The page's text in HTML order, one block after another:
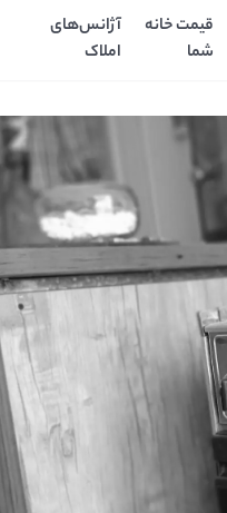
قیمت خانه
شما
آژانس‌های
املاک